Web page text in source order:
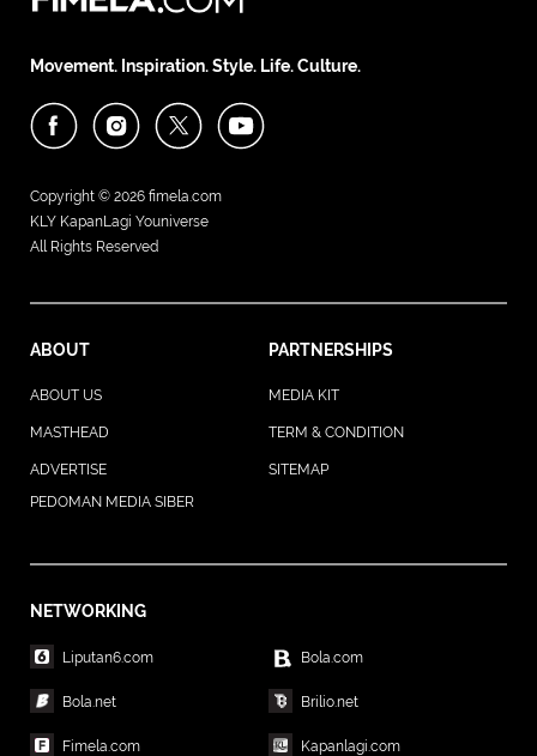
Movement. Inspiration. Style. Life. Culture.
Copyright © 2026 fimela.com
KLY KapanLagi Youniverse
All Rights Reserved
ABOUT PARTNERSHIPS
ABOUT US MEDIA KIT
MASTHEAD TERM & CONDITION
ADVERTISE
SITEMAP
PEDOMAN MEDIA SIBER
NETWORKING
Liputan6.com Bola.com
Bola.net Brilio.net
Fimela.com Kapanlagi.com